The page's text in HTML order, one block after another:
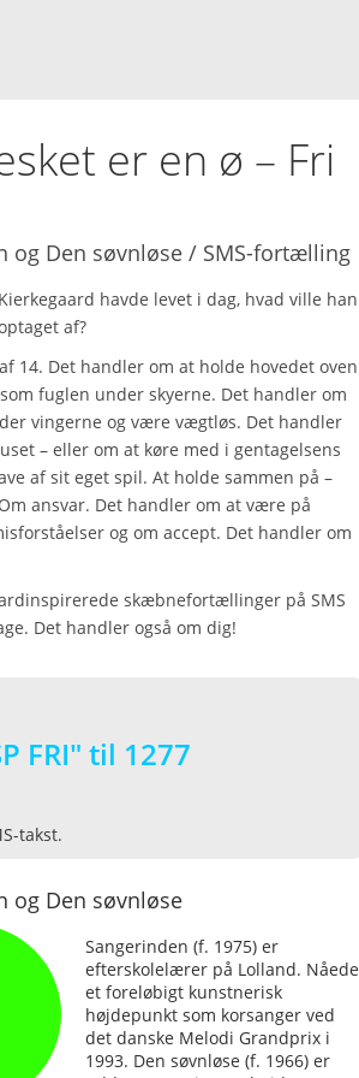
er en ø – Fri
og Den søvnløse / SMS-fortælling
havde levet i dag, hvad ville han
af?
14. Det handler om at holde hovedet oven
fuglen under skyerne. Det handler om
vingerne og være vægtløs. Det handler
– eller om at køre med i gentagelsens
af sit eget spil. At holde sammen på –
ansvar. Det handler om at være på
og om accept. Det handler om
skæbnefortællinger på SMS
Det handler også om dig!
FRI" til 1277
takst.
og Den søvnløse
Sangerinden (f. 1975) er
efterskolelærer på Lolland. Nåede
et foreløbigt kunstnerisk
højdepunkt som korsanger ved
det danske Melodi Grandprix i
1993. Den søvnløse (f. 1966) er